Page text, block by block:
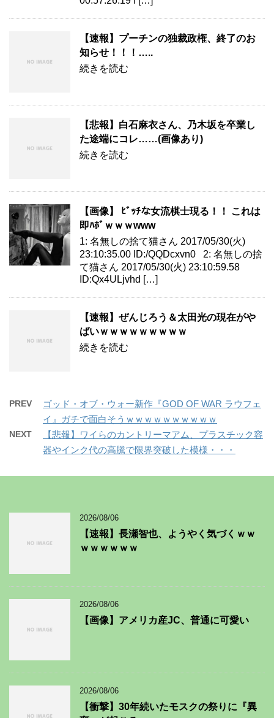
【速報】プーチンの独裁政権、終了のお
知らせ！！！…..
続きを読む
【悲報】白石麻衣さん、乃木坂を卒業し
た途端にコレ……(画像あり)
続きを読む
【画像】 ﾋﾞｯﾁな女流棋士現る！！ これは
即ﾊﾎﾞｗｗｗwww
1: 名無しの捨て猫さん 2017/05/30(火)
23:10:35.00 ID:/QQDcxvn0 2: 名無しの捨
て猫さん 2017/05/30(火) 23:10:59.58
ID:Qx4ULjvhd […]
【速報】ぜんじろう＆太田光の現在がや
ばいｗｗｗｗｗｗｗｗｗ
続きを読む
PREV
ゴッド・オブ・ウォー新作『GOD OF WAR ラウフェ
イ』ガチで面白そうｗｗｗｗｗｗｗｗｗｗ
NEXT
【悲報】ワイらのカントリーマアム、プラスチック容
器やインク代の高騰で限界突破した模様・・・
2026/08/06
【速報】長瀬智也、ようやく気づくｗｗ
ｗｗｗｗｗｗ
2026/08/06
【画像】アメリカ産JC、普通に可愛い
2026/08/06
【衝撃】30年続いたモスクの祭りに『異